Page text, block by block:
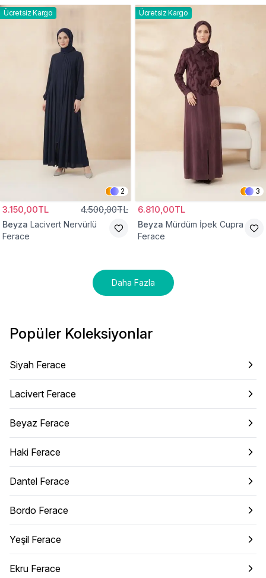
Ücretsiz Kargo
2
3.150,00TL 4.500,00TL
Beyza Lacivert Nervürlü
Ferace
Ücretsiz Kargo
3
6.810,00TL
Beyza Mürdüm İpek Cupra
Ferace
Daha Fazla
Popüler Koleksiyonlar
Siyah Ferace
Lacivert Ferace
Beyaz Ferace
Haki Ferace
Dantel Ferace
Bordo Ferace
Yeşil Ferace
Ekru Ferace